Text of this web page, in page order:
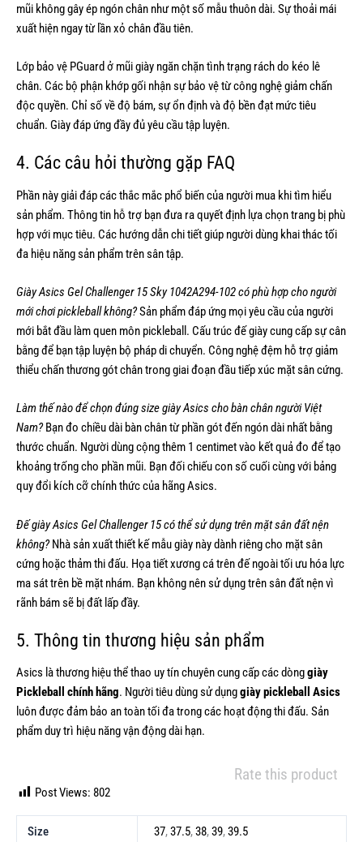
mũi không gây ép ngón chân như một số mẫu thuôn dài. Sự thoải mái
xuất hiện ngay từ lần xỏ chân đầu tiên.
Lớp bảo vệ PGuard ở mũi giày ngăn chặn tình trạng rách do kéo lê
chân. Các bộ phận khớp gối nhận sự bảo vệ từ công nghệ giảm chấn
độc quyền. Chỉ số về độ bám, sự ổn định và độ bền đạt mức tiêu
chuẩn. Giày đáp ứng đầy đủ yêu cầu tập luyện.
4. Các câu hỏi thường gặp FAQ
Phần này giải đáp các thắc mắc phổ biến của người mua khi tìm hiểu
sản phẩm. Thông tin hỗ trợ bạn đưa ra quyết định lựa chọn trang bị phù
hợp với mục tiêu. Các hướng dẫn chi tiết giúp người dùng khai thác tối
đa hiệu năng sản phẩm trên sân tập.
Giày Asics Gel Challenger 15 Sky 1042A294-102 có phù hợp cho người
mới chơi pickleball không?Sản phẩm đáp ứng mọi yêu cầu của người
mới bắt đầu làm quen môn pickleball. Cấu trúc đế giày cung cấp sự cân
bằng để bạn tập luyện bộ pháp di chuyển. Công nghệ đệm hỗ trợ giảm
thiểu chấn thương gót chân trong giai đoạn đầu tiếp xúc mặt sân cứng.
Làm thế nào để chọn đúng size giày Asics cho bàn chân người Việt
Nam?Bạn đo chiều dài bàn chân từ phần gót đến ngón dài nhất bằng
thước chuẩn. Người dùng cộng thêm 1 centimet vào kết quả đo để tạo
khoảng trống cho phần mũi. Bạn đối chiếu con số cuối cùng với bảng
quy đổi kích cỡ chính thức của hãng Asics.
Đế giày Asics Gel Challenger 15 có thể sử dụng trên mặt sân đất nện
không?Nhà sản xuất thiết kế mẫu giày này dành riêng cho mặt sân
cứng hoặc thảm thi đấu. Họa tiết xương cá trên đế ngoài tối ưu hóa lực
ma sát trên bề mặt nhám. Bạn không nên sử dụng trên sân đất nện vì
rãnh bám sẽ bị đất lấp đầy.
5. Thông tin thương hiệu sản phẩm
Asics là thương hiệu thể thao uy tín chuyên cung cấp các dònggiày
Pickleball chính hãng. Người tiêu dùng sử dụnggiày pickleball Asics
luôn được đảm bảo an toàn tối đa trong các hoạt động thi đấu. Sản
phẩm duy trì hiệu năng vận động dài hạn.
Rate this product
Post Views: 802
Size 37,37.5,38,39,39.5